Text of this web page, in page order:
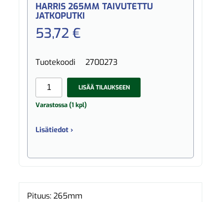
HARRIS 265MM TAIVUTETTU
JATKOPUTKI
53,72 €
Tuotekoodi 2700273
LISÄÄ TILAUKSEEN
Varastossa (1 kpl)
Lisätiedot ›
Pituus: 265mm